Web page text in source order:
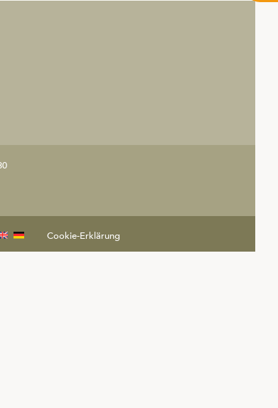
Cookie-Erklärung